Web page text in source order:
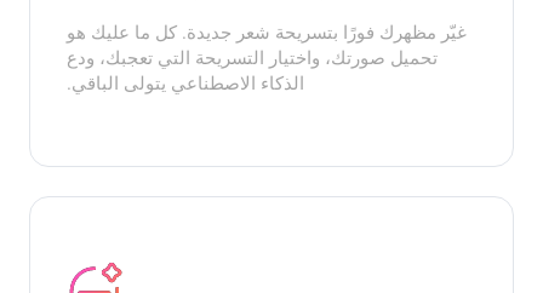
غيّر مظهرك فورًا بتسريحة شعر جديدة. كل ما عليك هو
تحميل صورتك، واختيار التسريحة التي تعجبك، ودع
الذكاء الاصطناعي يتولى الباقي.